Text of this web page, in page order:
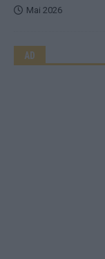
Mai 2026
AD